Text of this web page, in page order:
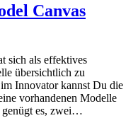
Canvas
sich als effektives
übersichtlich zu
Innovator kannst Du die
vorhandenen Modelle
genügt es, zwei…